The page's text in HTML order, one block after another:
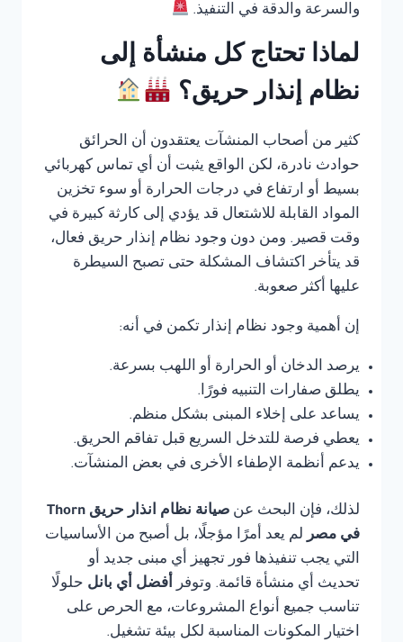
والسرعة والدقة في التنفيذ.
لماذا تحتاج كل منشأة إلى
نظام إنذار حريق؟
كثير من أصحاب المنشآت يعتقدون أن الحرائق
حوادث نادرة، لكن الواقع يثبت أن أي تماس كهربائي
بسيط أو ارتفاع في درجات الحرارة أو سوء تخزين
المواد القابلة للاشتعال قد يؤدي إلى كارثة كبيرة في
وقت قصير. ومن دون وجود نظام إنذار حريق فعال،
قد يتأخر اكتشاف المشكلة حتى تصبح السيطرة
عليها أكثر صعوبة.
إن أهمية وجود نظام إنذار تكمن في أنه:
يرصد الدخان أو الحرارة أو اللهب بسرعة.
يطلق صفارات التنبيه فورًا.
يساعد على إخلاء المبنى بشكل منظم.
يعطي فرصة للتدخل السريع قبل تفاقم الحريق.
يدعم أنظمة الإطفاء الأخرى في بعض المنشآت.
لذلك، فإن البحث عن
صيانة نظام انذار حريق Thorn
في مصر لم يعد أمرًا مؤجلًا، بل أصبح من الأساسيات
التي يجب تنفيذها فور تجهيز أي مبنى جديد أو
تحديث أي منشأة قائمة. وتوفر أفضل أي بانل حلولًا
تناسب جميع أنواع المشروعات، مع الحرص على
اختيار المكونات المناسبة لكل بيئة تشغيل.